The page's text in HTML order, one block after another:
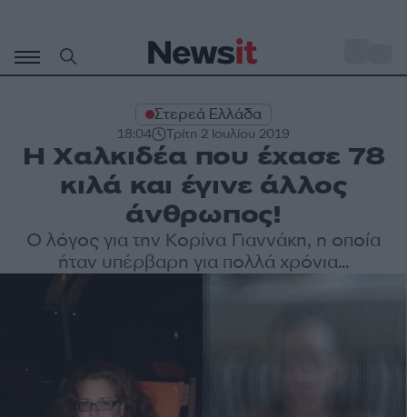
περιεχόμενο
Στερεά Ελλάδα
18:04 Τρίτη 2 Ιουλίου 2019
Η Χαλκιδέα που έχασε 78
κιλά και έγινε άλλος
άνθρωπος!
Ο λόγος για την Κορίνα Γιαννάκη, η οποία
ήταν υπέρβαρη για πολλά χρόνια...